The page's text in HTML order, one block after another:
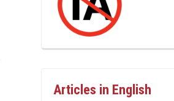
Articles in English